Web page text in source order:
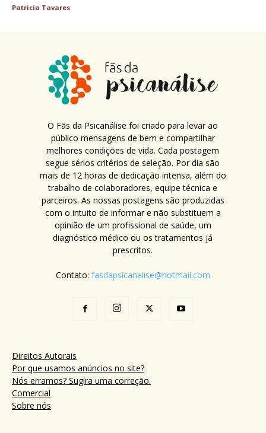
Patricia Tavares
O Fãs da Psicanálise foi criado para levar ao
público mensagens de bem e compartilhar
melhores condições de vida. Cada postagem
segue sérios critérios de seleção. Por dia são
mais de 12 horas de dedicação intensa, além do
trabalho de colaboradores, equipe técnica e
parceiros. As nossas postagens são produzidas
com o intuito de informar e não substituem a
opinião de um profissional de saúde, um
diagnóstico médico ou os tratamentos já
prescritos.
Contato: fasdapsicanalise@hotmail.com
Direitos Autorais
Por que usamos anúncios no site?
Nós erramos? Sugira uma correção.
Comercial
Sobre nós